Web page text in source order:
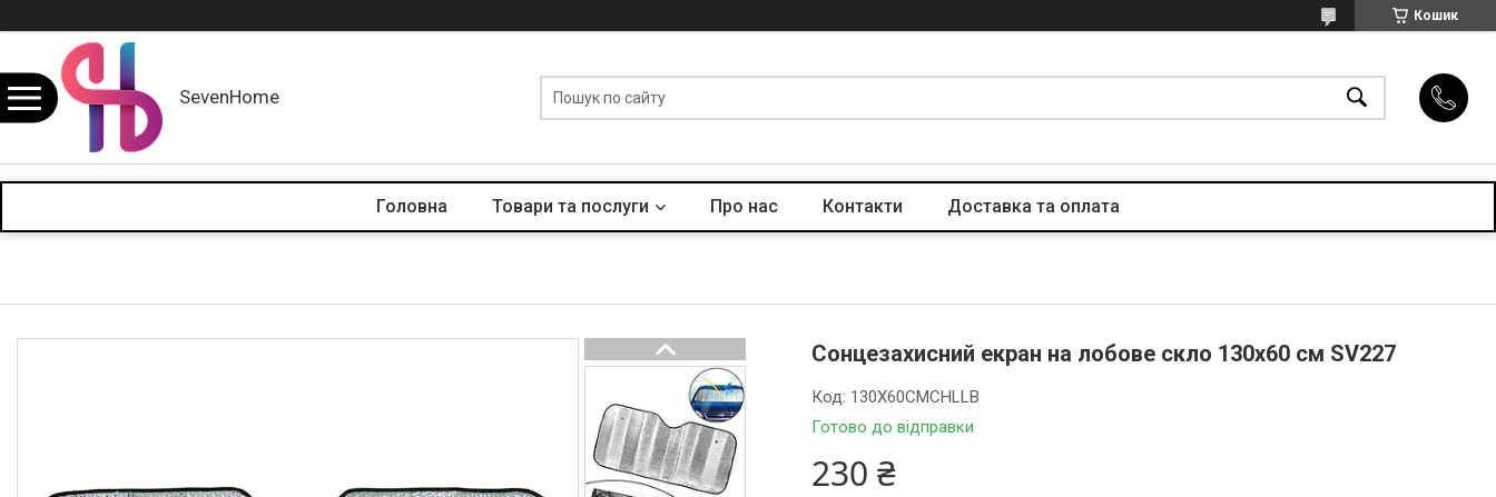
Кошик
SevenHome
Головна Товари та послуги Про нас Контакти Доставка та оплата
Сонцезахисний екран на лобове скло 130х60 см SV227
Готово до відправки
Код: 130X60CMCHLLB
230 ₴